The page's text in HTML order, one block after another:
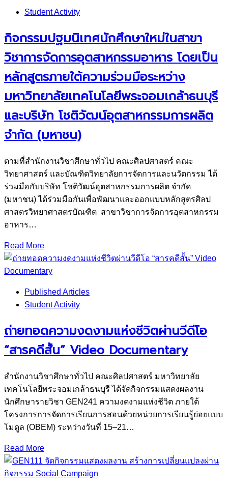
Student Activity
กิจกรรมปฐมนิเทศนักศึกษาใหม่ในสาขา
วิชาการจัดการอุตสาหกรรมอาหาร โดยเป็น
หลักสูตรภายใต้ความร่วมมือระหว่าง
มหาวิทยาลัยเทคโนโลยีพระจอมเกล้าธนบุรี
และบริษัท โชติวัฒน์อุตสาหกรรมการผลิต
จำกัด (มหาชน)
ตามที่สำนักงานวิชาศึกษาทั่วไป คณะศิลปศาสตร์ คณะ
วิทยาศาสตร์ และบัณฑิตวิทยาลัยการจัดการและนวัตกรรม ได้
ร่วมมือกับบริษัท โชติวัฒน์อุตสาหกรรมการผลิต จำกัด
(มหาชน) ได้ร่วมมือกันเพื่อพัฒนาและออกแบบหลักสูตรศิลป
ศาสตรวิทยาศาสตรบัณฑิต สาขาวิชาการจัดการอุตสาหกรรม
อาหาร…
Read More
Published Articles
Student Activity
ถ่ายทอดความงดงามแห่งชีวิตผ่านวีดีโอ
“สารคดีสั้น” Video Documentary
สำนักงานวิชาศึกษาทั่วไป คณะศิลปศาสตร์ มหาวิทยาลัย
เทคโนโลยีพระจอมเกล้าธนบุรี ได้จัดกิจกรรมแสดงผลงาน
นักศึกษารายวิชา GEN241 ความงดงามแห่งชีวิต ภายใต้
โครงการการจัดการเรียนการสอนด้วยหน่วยการเรียนรู้ย่อยแบบ
โมดูล (OBEM) ระหว่างวันที่ 15–21…
Read More